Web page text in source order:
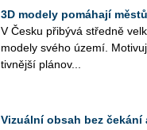
3D modely pomáhají
V Česku při­bý­vá střed­ně
mo­de­ly svého území.
tiv­něj­ší plá­no­v...
Vizuální obsah bez čekání